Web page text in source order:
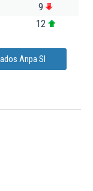
9
12
Anpa Sl